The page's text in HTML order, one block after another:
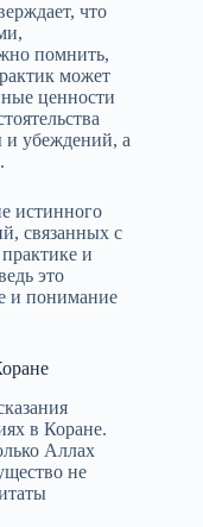
что
помнить,
может
ценности
и убеждений, а
истинного
связанных с
и
это
и понимание
в Коране.
Аллах
не